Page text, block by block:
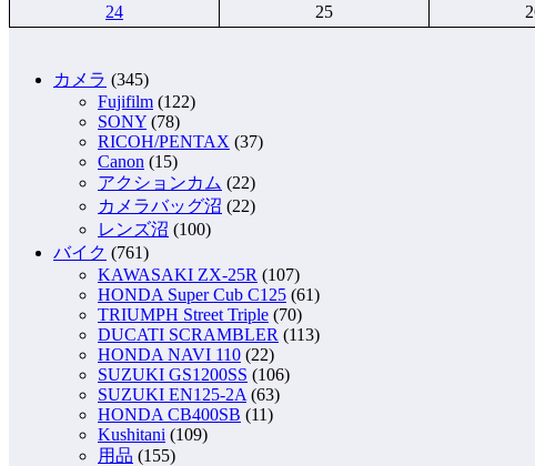
24
25
カメラ (345)
Fujifilm (122)
SONY (78)
RICOH/PENTAX (37)
Canon (15)
アクションカム (22)
カメラバッグ沼 (22)
レンズ沼 (100)
バイク (761)
KAWASAKI ZX-25R (107)
HONDA Super Cub C125 (61)
TRIUMPH Street Triple (70)
DUCATI SCRAMBLER (113)
HONDA NAVI 110 (22)
SUZUKI GS1200SS (106)
SUZUKI EN125-2A (63)
HONDA CB400SB (11)
Kushitani (109)
用品 (155)